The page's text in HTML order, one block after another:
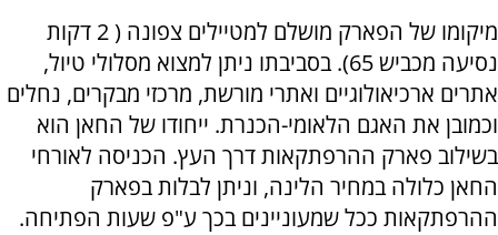
מיקומו של הפארק מושלם למטיילים צפונה ( 2 דקות
נסיעה מכביש 65). בסביבתו ניתן למצוא מסלולי טיול,
אתרים ארכיאולוגיים ואתרי מורשת, מרכזי מבקרים, נחלים
וכמובן את האגם הלאומי-הכנרת. ייחודו של החאן הוא
בשילוב פארק ההרפתקאות דרך העץ. הכניסה לאורחי
החאן כלולה במחיר הלינה, וניתן לבלות בפארק
ההרפתקאות ככל שמעוניינים בכך ע"פ שעות הפתיחה.